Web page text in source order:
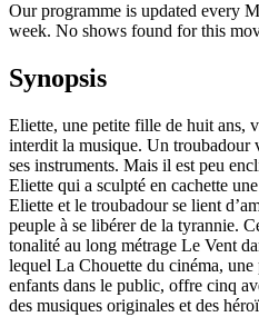
Our programme is updated every
week. No shows found for this
Synopsis
Eliette, une petite fille de huit ans,
interdit la musique. Un troubadour
ses instruments. Mais il est peu
Eliette qui a sculpté en cachette
Eliette et le troubadour se lient
peuple à se libérer de la tyrannie.
tonalité au long métrage Le Vent
lequel La Chouette du cinéma, une
enfants dans le public, offre cinq
des musiques originales et des